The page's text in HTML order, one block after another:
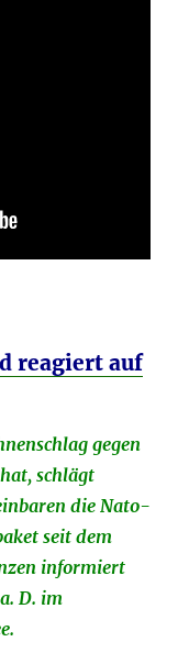
reagiert auf
gegen
schlägt
die Nato-
seit dem
informiert
D. im